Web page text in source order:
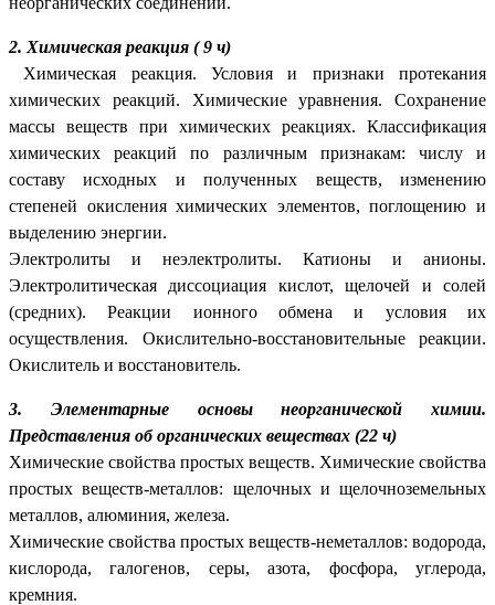
2. Химическая реакция ( 9 ч)
Химическая реакция. Условия и признаки протекания
химических реакций. Химические уравнения. Сохранение
массы веществ при химических реакциях.
Классификация
химических реакций по различным признакам: числу и
составу исходных и полученных веществ, изменению
степеней окисления химических элементов, поглощению и
выделению энергии.
Электролиты и неэлектролиты.
Катионы и анионы.
Электролитическая диссоциация кислот, щелочей и солей
(средних).
Реакции ионного обмена и условия их
осуществления.
Окислительно-восстановительные реакции.
Окислитель и восстановитель.
3. Элементарные основы неорганической химии.
Представления об органических веществах (22 ч)
Химические свойства простых веществ. Химические свойства
простых веществ-металлов: щелочных и щелочноземельных
металлов, алюминия, железа.
Химические свойства простых веществ-неметаллов: водорода,
кислорода, галогенов, серы, азота, фосфора, углерода,
кремния.